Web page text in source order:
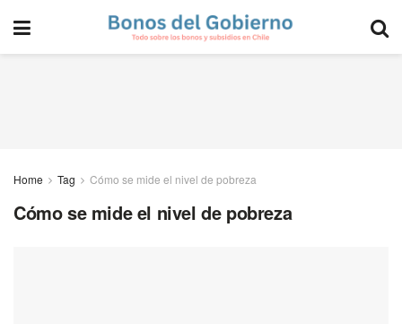
Home Tag Cómo se mide el nivel de pobreza
Cómo se mide el nivel de pobreza